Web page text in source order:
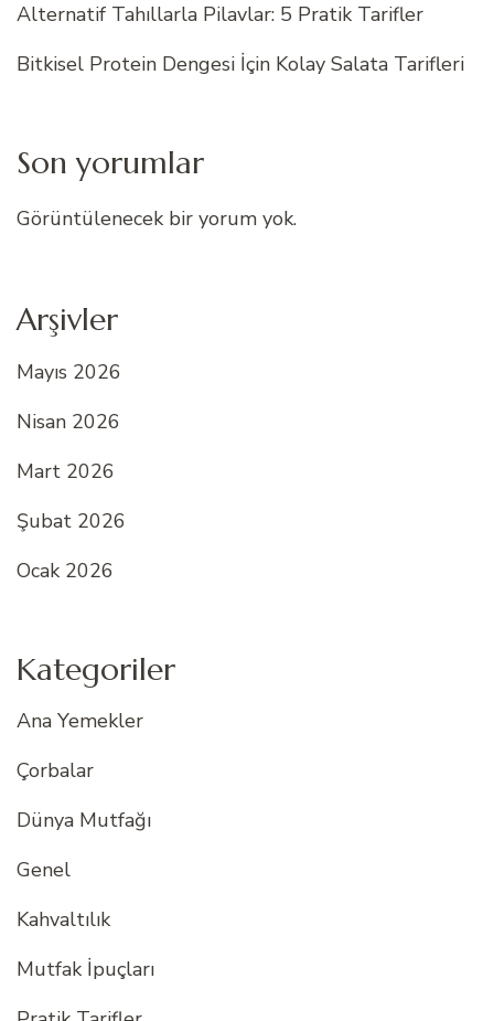
Alternatif Tahıllarla Pilavlar: 5 Pratik Tarifler
Bitkisel Protein Dengesi İçin Kolay Salata Tarifleri
Son yorumlar
Görüntülenecek bir yorum yok.
Arşivler
Mayıs 2026
Nisan 2026
Mart 2026
Şubat 2026
Ocak 2026
Kategoriler
Ana Yemekler
Çorbalar
Dünya Mutfağı
Genel
Kahvaltılık
Mutfak İpuçları